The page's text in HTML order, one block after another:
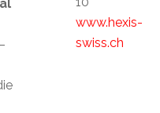
www.hexis-
swiss.ch